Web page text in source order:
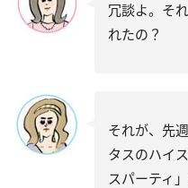
冗談よ。そ
れたの？
それが、先
タスのハイ
スパーティ